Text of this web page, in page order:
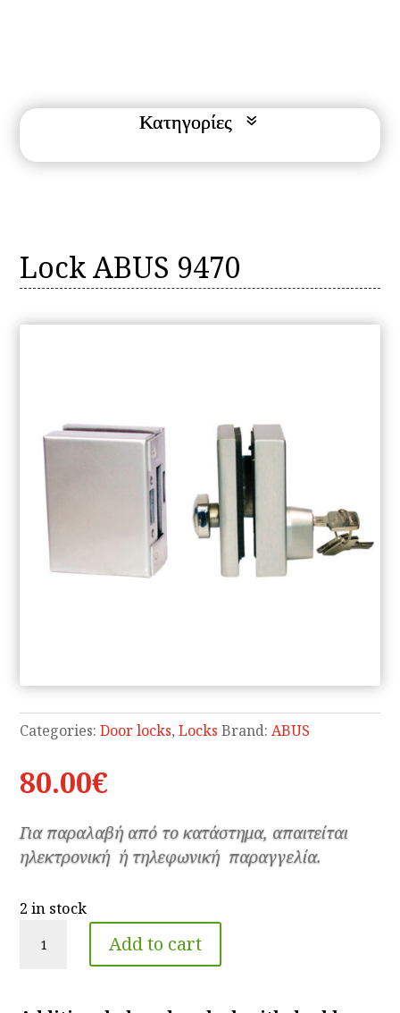
Lock ABUS 9470
Categories:Door locks,Locks Brand:ABUS
80.00€
Για παραλαβή από το κατάστημα, απαιτείται
ηλεκτρονική ή τηλεφωνική παραγγελία.
2 in stock
ABUS
Add to cart